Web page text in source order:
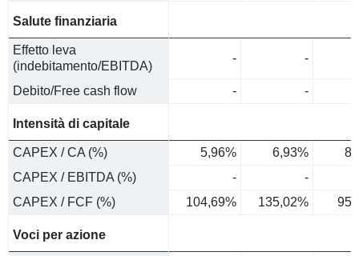
Salute finanziaria
Effetto leva
(indebitamento/EBITDA)
- -
Debito/Free cash flow - -
Intensità di capitale
CAPEX / CA (%) 5,96% 6,93%
CAPEX / EBITDA (%)
-
-
CAPEX / FCF (%)
104,69% 135,02%
Voci per azione